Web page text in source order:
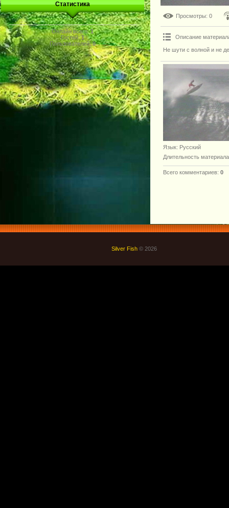
Статистика
Онлайн всего:1
Гостей:1
Пользователей:0
Просмотры: 0
Описание
Не шути с волной и не
Язык: Русский
Длительность материала
Всего комментариев: 0
Silver Fish © 2026